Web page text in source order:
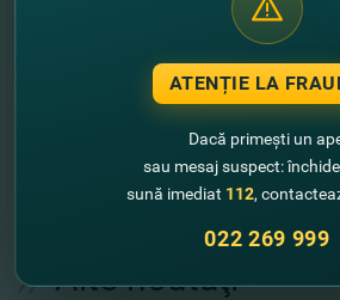
- Păstraţi distanţa de minimum 1 metru
clienţi şi angajaţi, din unitatea bancară.
Vom reveni cu noi informaţii privind
Băncii în scurt timp.
echipa FinComBank
// Alte noutăţi
ATENȚIE LA
Dacă primești un
sau mesaj suspect:
sună imediat 112,
022 269 999